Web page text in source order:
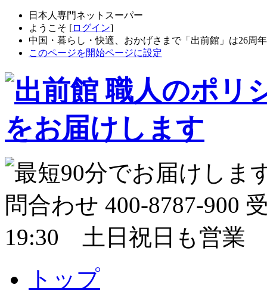
日本人専門ネットスーパー
ようこそ [ログイン]
中国・暮らし・快適、おかげさまで「出前館」は26周
このページを開始ページに設定
トップ